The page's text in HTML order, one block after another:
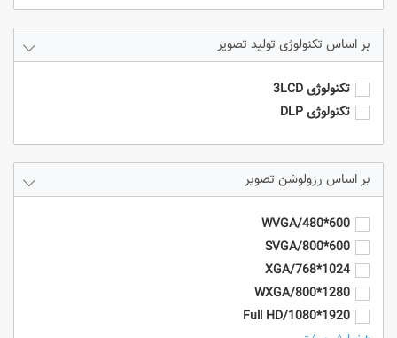
تکنولوژی تولید تصویر
تکنولوژی 3LCD
تکنولوژی DLP
رزولوشن تصویر
600*480/WVGA
600*800/SVGA
1024*768/XGA
1280*800/WXGA
1920*1080/Full HD